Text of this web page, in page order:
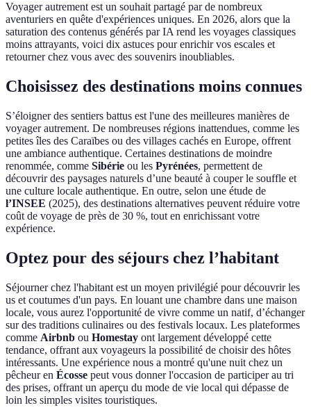
Voyager autrement est un souhait partagé par de nombreux
aventuriers en quête d'expériences uniques. En 2026, alors que la
saturation des contenus générés par IA rend les voyages classiques
moins attrayants, voici dix astuces pour enrichir vos escales et
retourner chez vous avec des souvenirs inoubliables.
Choisissez des destinations moins connues
S’éloigner des sentiers battus est l'une des meilleures manières de
voyager autrement. De nombreuses régions inattendues, comme les
petites îles des Caraïbes ou des villages cachés en Europe, offrent
une ambiance authentique. Certaines destinations de moindre
renommée, comme Sibérie ou les Pyrénées, permettent de
découvrir des paysages naturels d’une beauté à couper le souffle et
une culture locale authentique. En outre, selon une étude de
l’INSEE (2025), des destinations alternatives peuvent réduire votre
coût de voyage de près de 30 %, tout en enrichissant votre
expérience.
Optez pour des séjours chez l’habitant
Séjourner chez l'habitant est un moyen privilégié pour découvrir les
us et coutumes d'un pays. En louant une chambre dans une maison
locale, vous aurez l'opportunité de vivre comme un natif, d’échanger
sur des traditions culinaires ou des festivals locaux. Les plateformes
comme Airbnb ou Homestay ont largement développé cette
tendance, offrant aux voyageurs la possibilité de choisir des hôtes
intéressants. Une expérience nous a montré qu'une nuit chez un
pêcheur en Écosse peut vous donner l'occasion de participer au tri
des prises, offrant un aperçu du mode de vie local qui dépasse de
loin les simples visites touristiques.